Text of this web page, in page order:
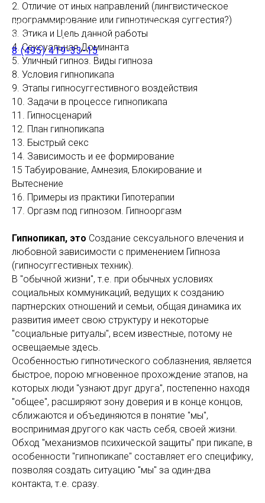
Русский Радикальный Гипноз
Диплом психолога
8 (495) 419-33-15
2. Отличие от иных направлений (лингвистическое
программирование или гипнотическая суггестия?)
3. Этика и Цель данной работы
4. Сексуальная Доминанта
5. Уличный гипноз. Виды гипноза
8. Условия гипнопикапа
9. Этапы гипносуггестивного воздействия
10. Задачи в процессе гипнопикапа
11. Гипносценарий
12. План гипнопикапа
13. Быстрый секс
14. Зависимость и ее формирование
15 Табуирование, Амнезия, Блокирование и
Вытеснение
16. Примеры из практики Гипотерапии
17. Оргазм под гипнозом. Гипнооргазм
Гипнопикап, это Создание сексуального влечения и
любовной зависимости с применением Гипноза
(гипносуггестивных техник).
В "обычной жизни", т.е. при обычных условиях
социальных коммуникаций, ведущих к созданию
партнерских отношений и семьи, общая динамика их
развития имеет свою структуру и некоторые
"социальные ритуалы", всем известные, потому не
освещаемые здесь.
Особенностью гипнотического соблазнения, является
быстрое, порою мгновенное прохождение этапов, на
которых люди "узнают друг друга", постепенно находя
"общее", расширяют зону доверия и в конце концов,
сближаются и объединяются в понятие "мы",
воспринимая другого как часть себя, своей жизни.
Обход "механизмов психической защиты" при пикапе, в
особенности "гипнопикапе" составляет его специфику,
позволяя создать ситуацию "мы" за один-два
контакта, т.е. сразу.